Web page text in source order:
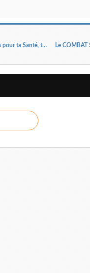
Prières matinales et Déclarations prophétiques pour ta Santé, ta Vie Professionnelle et ton Mariage par Dr Pasteur Henri KPODAHI